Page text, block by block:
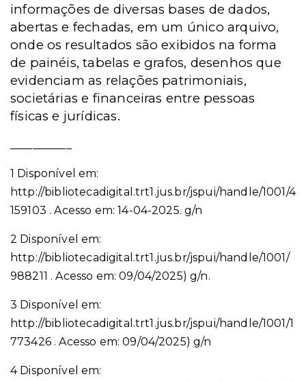
informações de diversas bases de dados,
abertas e fechadas, em um único arquivo,
onde os resultados são exibidos na forma
de painéis, tabelas e grafos, desenhos que
evidenciam as relações patrimoniais,
societárias e financeiras entre pessoas
físicas e jurídicas.
1 Disponível em:
http://bibliotecadigital.trt1.jus.br/jspui/handle/1001/4
159103 . Acesso em: 14-04-2025. g/n
2 Disponível em:
http://bibliotecadigital.trt1.jus.br/jspui/handle/1001/
988211 . Acesso em: 09/04/2025) g/n.
3 Disponível em:
http://bibliotecadigital.trt1.jus.br/jspui/handle/1001/1
773426 . Acesso em: 09/04/2025) g/n
4 Disponível em: